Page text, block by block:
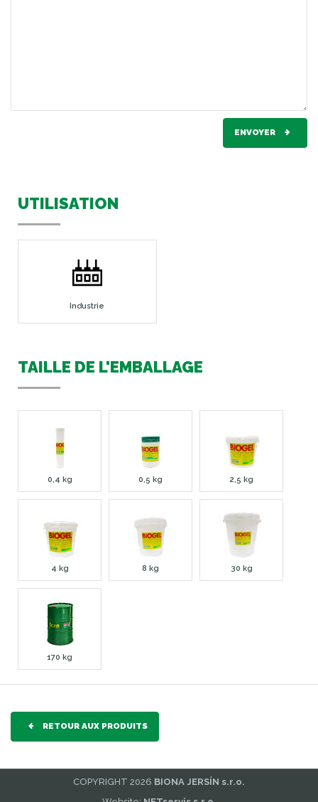
ENVOYER
UTILISATION
Industrie
TAILLE DE L'EMBALLAGE
0,4 kg 0,5 kg 2,5 kg
4 kg 8 kg 30 kg
170 kg
RETOUR AUX PRODUITS
COPYRIGHT 2026 BIONA JERSÍN s.r.o.